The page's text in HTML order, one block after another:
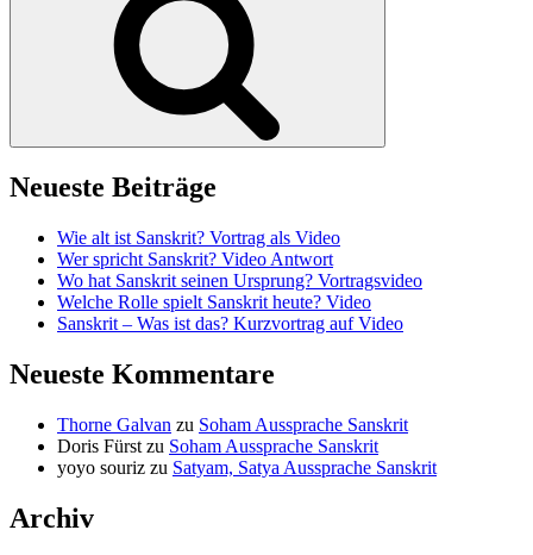
Neueste Beiträge
Wie alt ist Sanskrit? Vortrag als Video
Wer spricht Sanskrit? Video Antwort
Wo hat Sanskrit seinen Ursprung? Vortragsvideo
Welche Rolle spielt Sanskrit heute? Video
Sanskrit – Was ist das? Kurzvortrag auf Video
Neueste Kommentare
Thorne Galvan zu Soham Aussprache Sanskrit
Doris Fürst zu Soham Aussprache Sanskrit
yoyo souriz zu Satyam, Satya Aussprache Sanskrit
Archiv